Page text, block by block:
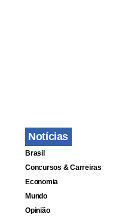
Notícias
Brasil
Concursos & Carreiras
Economia
Mundo
Opinião